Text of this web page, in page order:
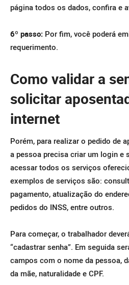
página todos os dados, confira e
6º passo: Por fim, você poderá
requerimento.
Como validar a
solicitar
internet
Porém, para realizar o pedido de
a pessoa precisa criar um login e
acessar todos os serviços
exemplos de serviços são:
pagamento, atualização do
pedidos do INSS, entre outros.
Para começar, o trabalhador
“cadastrar senha”. Em seguida
campos com o nome da pessoa,
da mãe, naturalidade e CPF.